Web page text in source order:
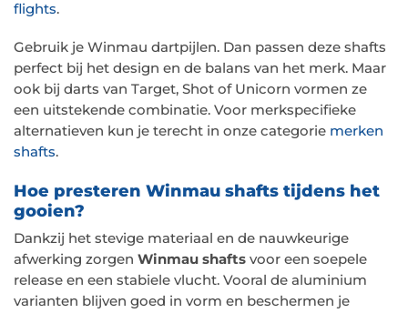
flights.
Gebruik je Winmau dartpijlen. Dan passen deze shafts
perfect bij het design en de balans van het merk. Maar
ook bij darts van Target, Shot of Unicorn vormen ze
een uitstekende combinatie. Voor merkspecifieke
alternatieven kun je terecht in onze categorie merken
shafts.
Hoe presteren Winmau shafts tijdens het
gooien?
Dankzij het stevige materiaal en de nauwkeurige
afwerking zorgen Winmau shafts voor een soepele
release en een stabiele vlucht. Vooral de aluminium
varianten blijven goed in vorm en beschermen je